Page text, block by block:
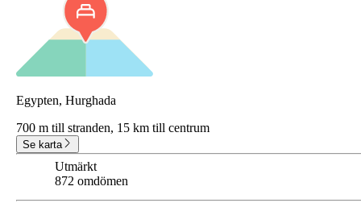
Egypten, Hurghada
700 m till stranden, 15 km till centrum
Se karta
Utmärkt
872 omdömen